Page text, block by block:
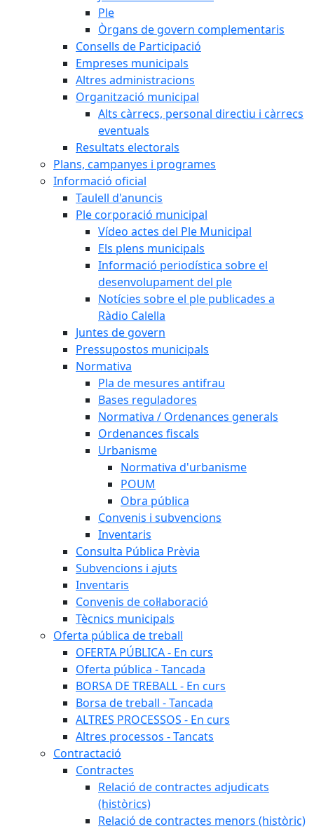
Ple
Òrgans de govern complementaris
Consells de Participació
Empreses municipals
Altres administracions
Organització municipal
Alts càrrecs, personal directiu i càrrecs
eventuals
Resultats electorals
Plans, campanyes i programes
Informació oficial
Taulell d'anuncis
Ple corporació municipal
Vídeo actes del Ple Municipal
Els plens municipals
Informació periodística sobre el
desenvolupament del ple
Notícies sobre el ple publicades a
Ràdio Calella
Juntes de govern
Pressupostos municipals
Normativa
Pla de mesures antifrau
Bases reguladores
Normativa / Ordenances generals
Ordenances fiscals
Urbanisme
Normativa d'urbanisme
POUM
Obra pública
Convenis i subvencions
Inventaris
Consulta Pública Prèvia
Subvencions i ajuts
Inventaris
Convenis de col·laboració
Tècnics municipals
Oferta pública de treball
OFERTA PÚBLICA - En curs
Oferta pública - Tancada
BORSA DE TREBALL - En curs
Borsa de treball - Tancada
ALTRES PROCESSOS - En curs
Altres processos - Tancats
Contractació
Contractes
Relació de contractes adjudicats
(històrics)
Relació de contractes menors (històric)